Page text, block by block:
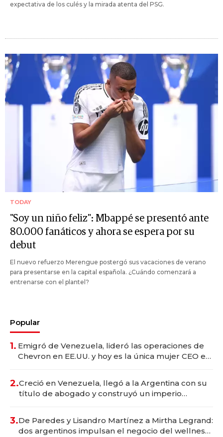
expectativa de los culés y la mirada atenta del PSG.
TODAY
"Soy un niño feliz": Mbappé se presentó ante
80.000 fanáticos y ahora se espera por su
debut
El nuevo refuerzo Merengue postergó sus vacaciones de verano
para presentarse en la capital española. ¿Cuándo comenzará a
entrenarse con el plantel?
Popular
1. Emigró de Venezuela, lideró las operaciones de
Chevron en EE.UU. y hoy es la única mujer CEO en
2.Creció en Venezuela, llegó a la Argentina con su
título de abogado y construyó un imperio
3.De Paredes y Lisandro Martínez a Mirtha Legrand:
dos argentinos impulsan el negocio del wellness